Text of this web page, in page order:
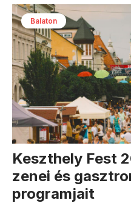
Balaton
Keszthely Fest
zenei és
programjait